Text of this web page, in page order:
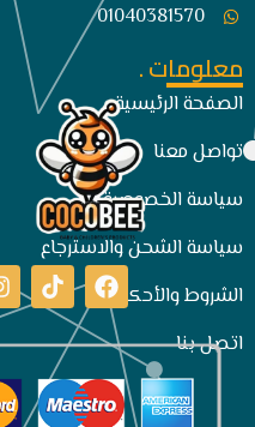
01040381570
معلومات .
الصفحة الرئيسية
تواصل معنا
سياسة الخصوصية
سياسة الشحن والاسترجاع
الشروط والأحكام
اتصل بنا